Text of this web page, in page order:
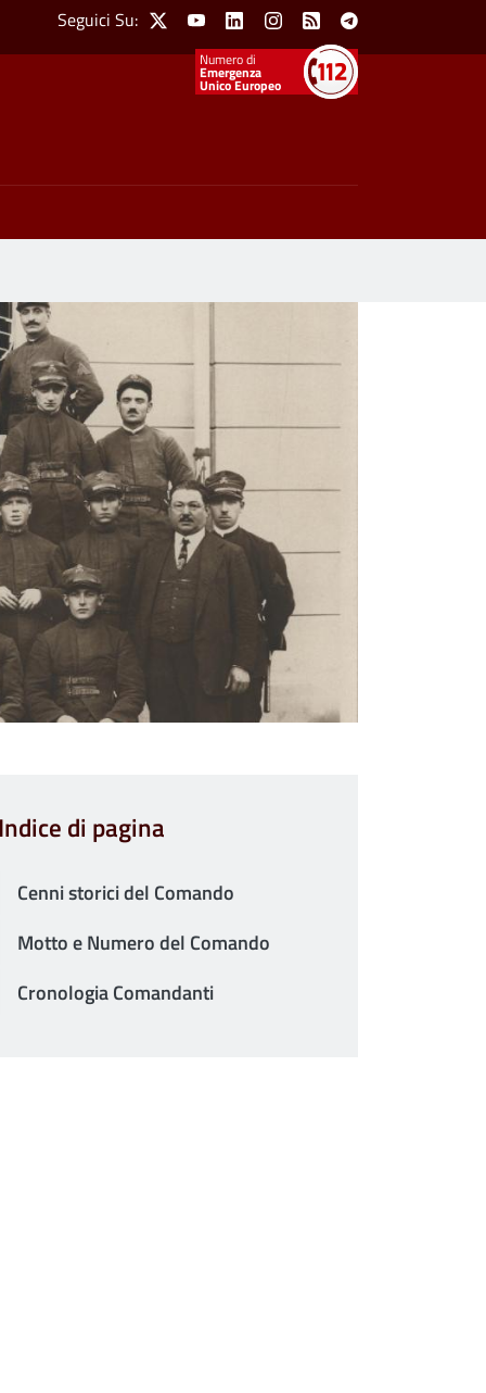
Social Menu
Seguici Su: X YoutubeLinkedinInstagram
Feed Telegram
Emergenza
Unico Europeo
Indice di pagina
Cenni storici del Comando
Motto e Numero del Comando
Cronologia Comandanti